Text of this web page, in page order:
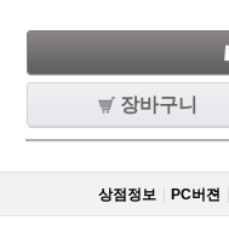
장바구니
상점정보 PC버젼